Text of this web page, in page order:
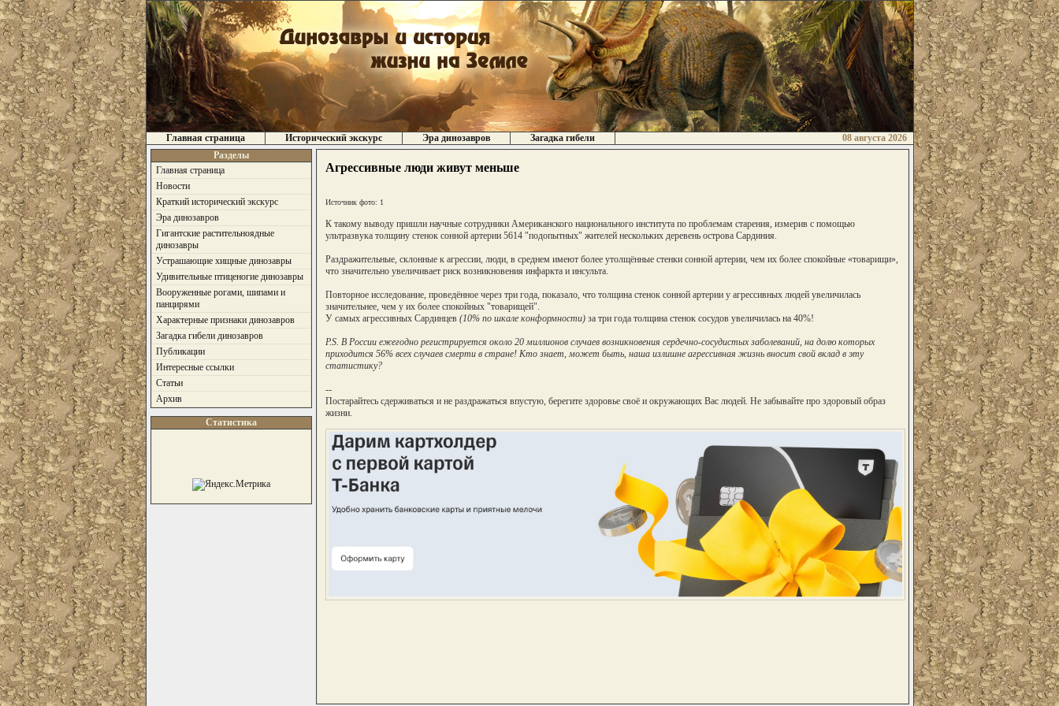
Главная страница Исторический экскурс Эра динозавров Загадка гибели
08 августа 2026
Разделы
Главная страница
Новости
Краткий исторический экскурс
Эра динозавров
Гигантские растительноядные
динозавры
Устрашающие хищные динозавры
Удивительные птиценогие динозавры
Вооруженные рогами, шипами и
панцирями
Характерные признаки динозавров
Загадка гибели динозавров
Публикации
Интересные ссылки
Статьи
Архив
Статистика
Агрессивные люди живут меньше
Источник фото: 1
К такому выводу пришли научные сотрудники Американского национального института по проблемам старения, измерив с помощью
ультразвука толщину стенок сонной артерии 5614 "подопытных" жителей нескольких деревень острова Сардиния.
Раздражительные, склонные к агрессии, люди, в среднем имеют более утолщённые стенки сонной артерии, чем их более спокойные «товарищи»,
что значительно увеличивает риск возникновения инфаркта и инсульта.
Повторное исследование, проведённое через три года, показало, что толщина стенок сонной артерии у агрессивных людей увеличилась
значительнее, чем у их более спокойных "товарищей".
У самых агрессивных Сардинцев (10% по шкале конформности)за три года толщина стенок сосудов увеличилась на 40%!
P.S. В России ежегодно регистрируется около 20 миллионов случаев возникновения сердечно-сосудистых заболеваний, на долю которых
приходится 56% всех случаев смерти в стране! Кто знает, может быть, наша излишне агрессивная жизнь вносит свой вклад в эту
статистику?
--
Постарайтесь сдерживаться и не раздражаться впустую, берегите здоровье своё и окружающих Вас людей. Не забывайте про здоровый образ
жизни.